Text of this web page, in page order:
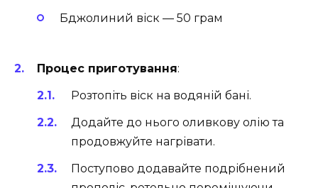
Бджолиний віск — 50 грам
Процес приготування:
Розтопіть віск на водяній бані.
Додайте до нього оливкову олію та
продовжуйте нагрівати.
Поступово додавайте подрібнений